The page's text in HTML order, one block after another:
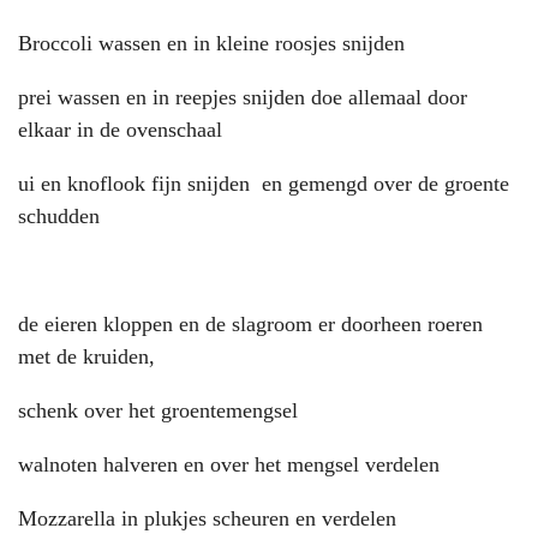
Broccoli wassen en in kleine roosjes snijden
prei wassen en in reepjes snijden doe allemaal door
elkaar in de ovenschaal
ui en knoflook fijn snijden en gemengd over de groente
schudden
de eieren kloppen en de slagroom er doorheen roeren
met de kruiden,
schenk over het groentemengsel
walnoten halveren en over het mengsel verdelen
Mozzarella in plukjes scheuren en verdelen